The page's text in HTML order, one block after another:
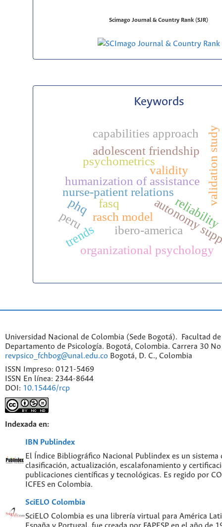
Scimago Journal & Country Rank (SJR)
Keywords
psychometrics
humanization of assistance
validation study
nurse-patient relations
adolescent friendship
autonomy
fasq
rasch model
phq
validity
reliability
organizational psychology
ibero-america
trends
peru
capabilities approach
Universidad Nacional de Colombia (Sede Bogotá). Facultad de
Departamento de Psicología. Bogotá, Colombia. Carrera 30
revpsico_fchbog@unal.edu.co Bogotá, D. C., Colombia
ISSN Impreso: 0121-5469
ISSN En línea: 2344-8644
DOI: 10.15446/rcp
Indexada en:
IBN Publindex
El Índice Bibliográfico Nacional Publindex es un
clasificación, actualización, escalafonamiento y
publicaciones científicas y tecnológicas. Es regido por
ICFES en Colombia.
SciELO Colombia
SciELO Colombia es una librería virtual para América